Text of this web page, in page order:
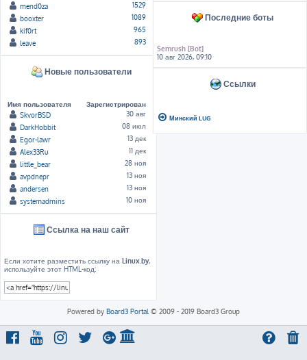
mend0za
1529
booxter
1089
kif0rt
965
leave
893
Новые пользователи
Имя пользователя
Зарегистрирован
SkvorBSD
30 авг
DarkHobbit
08 июл
Egor-lawr
13 дек
Alex33Ru
11 дек
little_bear
28 ноя
avpdnepr
13 ноя
andersen
13 ноя
systemadmins
10 ноя
Ссылка на наш сайт
Если хотите разместить ссылку на Linux.by,
используйте этот HTML-код:
Последние боты
Semrush [Bot]
10 авг 2026, 09:10
Ссылки
Минский LUG
Powered by Board3 Portal © 2009 - 2019 Board3 Group